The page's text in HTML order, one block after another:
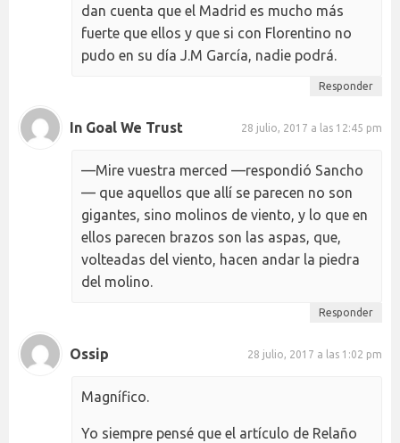
dan cuenta que el Madrid es mucho más
fuerte que ellos y que si con Florentino no
pudo en su día J.M García, nadie podrá.
Responder
In Goal We Trust 28 julio, 2017 a las 12:45 pm
—Mire vuestra merced —respondió Sancho
— que aquellos que allí se parecen no son
gigantes, sino molinos de viento, y lo que en
ellos parecen brazos son las aspas, que,
volteadas del viento, hacen andar la piedra
del molino.
Responder
Ossip 28 julio, 2017 a las 1:02 pm
Magnífico.
Yo siempre pensé que el artículo de Relaño